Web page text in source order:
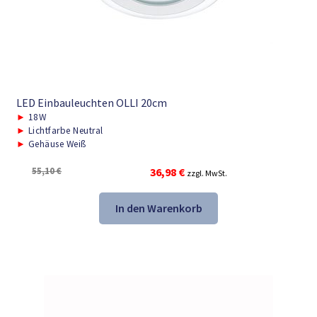
LED Einbauleuchten OLLI 20cm
► 18W
► Lichtfarbe Neutral
► Gehäuse Weiß
55,10€
Ursprünglicher
Preis
war:
55,10 €
36,98 €Aktueller
Preis
ist:
36,98 €.
zzgl. MwSt.
In den Warenkorb